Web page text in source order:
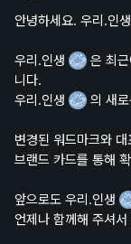
안녕하세요. 우리.인생
우리.인생
은 최
니다.
우리.인생
의 새
변경된 워드마크와 대
브랜드 카드를 통해
앞으로도 우리.인생
언제나 함께해 주셔서